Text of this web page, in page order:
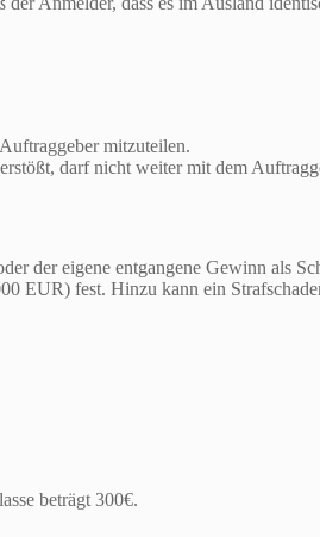
mitzuteilen.
darf nicht weiter mit dem
der eigene entgangene Gewinn als
EUR) fest. Hinzu kann ein
beträgt 300€.